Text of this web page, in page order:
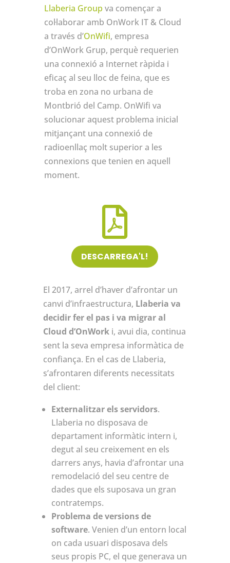
Llaberia Group va començar a
col·laborar amb OnWork IT & Cloud
a través d’OnWifi, empresa
d’OnWork Grup, perquè requerien
una connexió a Internet ràpida i
eficaç al seu lloc de feina, que es
troba en zona no urbana de
Montbrió del Camp. OnWifi va
solucionar aquest problema inicial
mitjançant una connexió de
radioenllaç molt superior a les
connexions que tenien en aquell
moment.

DESCARREGA'L!
El 2017, arrel d’haver d’afrontar un
canvi d’infraestructura, Llaberia va
decidir fer el pas i va migrar al
Cloud d’OnWorki, avui dia, continua
sent la seva empresa informàtica de
confiança. En el cas de Llaberia,
s’afrontaren diferents necessitats
del client:
Externalitzar els servidors.
Llaberia no disposava de
departament informàtic intern i,
degut al seu creixement en els
darrers anys, havia d’afrontar una
remodelació del seu centre de
dades que els suposava un gran
contratemps.
Problema de versions de
software. Venien d’un entorn local
on cada usuari disposava dels
seus propis PC, el que generava un